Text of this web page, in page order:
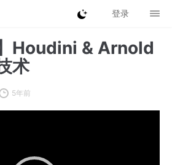
登录
】Houdini & Arnold
术
5年前